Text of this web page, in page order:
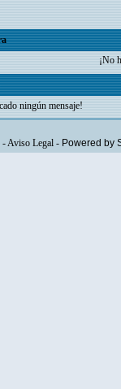
¡No
ningún mensaje!
-Aviso Legal- Powered by